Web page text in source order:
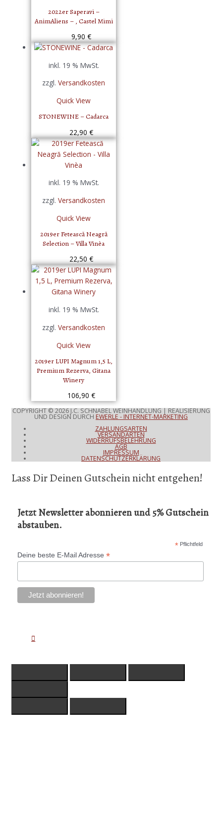
2022er Saperavi –
AnimAliens – , Castel Mimi
9,90 €
inkl. 19 % MwSt.
zzgl. Versandkosten
Quick View
STONEWINE – Cadarca
22,90 €
inkl. 19 % MwSt.
zzgl. Versandkosten
Quick View
2019er Fetească Neagră
Selection – Villa Vinèa
22,50 €
inkl. 19 % MwSt.
zzgl. Versandkosten
Quick View
2019er LUPI Magnum 1,5 L,
Premium Rezerva, Gitana
Winery
106,90 €
COPYRIGHT © 2026J.C. SCHNABEL WEINHANDLUNG| REALISIERUNG
UND DESIGN DURCH EWERLE - INTERNET-MARKETING
ZAHLUNGSARTEN
VERSANDARTEN
WIDERRUFSBELEHRUNG
AGB
IMPRESSUM
DATENSCHUTZERKLÄRUNG
Lass Dir Deinen Gutschein nicht entgehen!
Jetzt Newsletter abonnieren und 5% Gutschein
abstauben.
* Pflichtfeld
Deine beste E-Mail Adresse*